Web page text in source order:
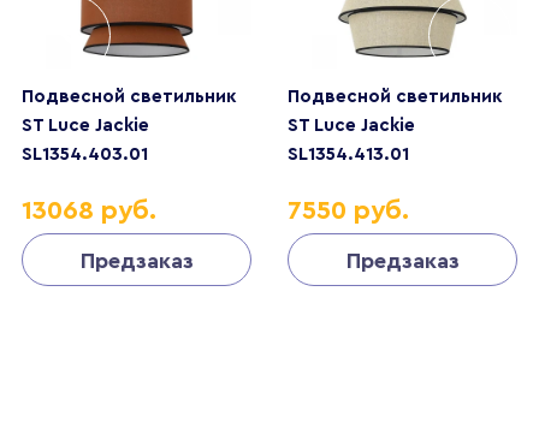
Подвесной светильник
ST Luce Jackie
SL1354.403.01
13068 руб.
Предзаказ
Подвесной светильник
ST Luce Jackie
SL1354.413.01
7550 руб.
Предзаказ